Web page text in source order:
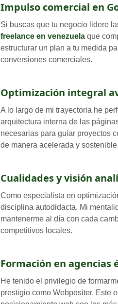
Impulso comercial en
Si buscas que tu negocio lidere
freelance en venezuela que
estructurar un plan a tu medida
conversiones comerciales.
Optimización integral
A lo largo de mi trayectoria he
arquitectura interna de las
necesarias para guiar proyectos
de manera acelerada y sostenible.
Cualidades y visión
Como especialista en
disciplina autodidacta. Mi
mantenerme al día con cada
competitivos locales.
Formación en agencias
He tenido el privilegio de
prestigio como Webpositer. Este